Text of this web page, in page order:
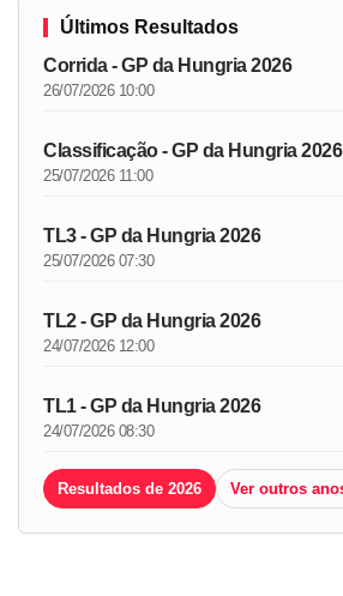
Últimos Resultados
Corrida - GP da Hungria 2026
26/07/2026 10:00
Classificação - GP da Hungria 2026
25/07/2026 11:00
TL3 - GP da Hungria 2026
25/07/2026 07:30
TL2 - GP da Hungria 2026
24/07/2026 12:00
TL1 - GP da Hungria 2026
24/07/2026 08:30
Resultados de 2026 Ver outros